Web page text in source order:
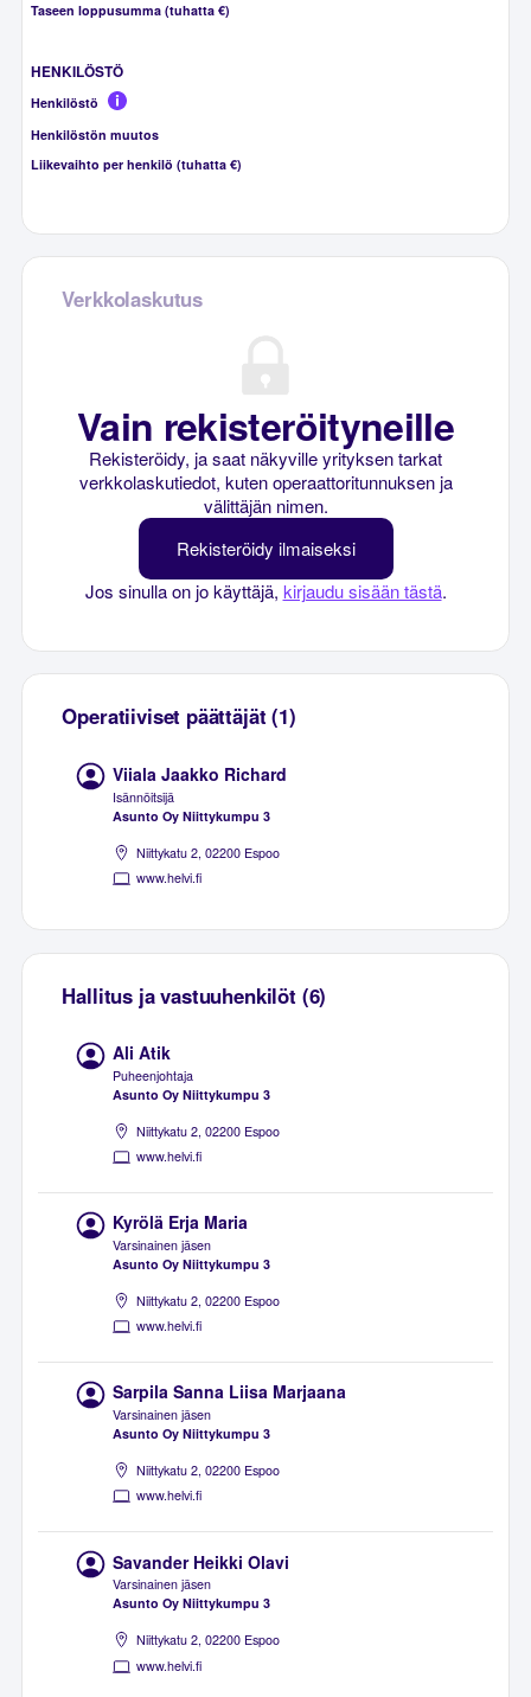
Taseen loppusumma (tuhatta €)
HENKILÖSTÖ
Henkilöstö
Henkilöstön muutos
Liikevaihto per henkilö (tuhatta €)
Verkkolaskutus
Vain rekisteröityneille
Rekisteröidy, ja saat näkyville yrityksen tarkat
verkkolaskutiedot, kuten operaattoritunnuksen ja
välittäjän nimen.
Rekisteröidy ilmaiseksi
Jos sinulla on jo käyttäjä, kirjaudu sisään tästä.
Operatiiviset päättäjät (1)
Viiala Jaakko Richard
Isännöitsijä
Asunto Oy Niittykumpu 3
Niittykatu 2, 02200 Espoo
www.helvi.fi
Hallitus ja vastuuhenkilöt (6)
Ali Atik
Puheenjohtaja
Asunto Oy Niittykumpu 3
Niittykatu 2, 02200 Espoo
www.helvi.fi
Kyrölä Erja Maria
Varsinainen jäsen
Asunto Oy Niittykumpu 3
Niittykatu 2, 02200 Espoo
www.helvi.fi
Sarpila Sanna Liisa Marjaana
Varsinainen jäsen
Asunto Oy Niittykumpu 3
Niittykatu 2, 02200 Espoo
www.helvi.fi
Savander Heikki Olavi
Varsinainen jäsen
Asunto Oy Niittykumpu 3
Niittykatu 2, 02200 Espoo
www.helvi.fi